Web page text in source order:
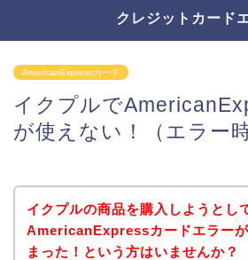
クレジットカード
AmericanExpressカード
イクプルで
が使えない！（エラー
イクプルの商品を購入しようとし
AmericanExpressカードエラー
まった！という方はいませんか？